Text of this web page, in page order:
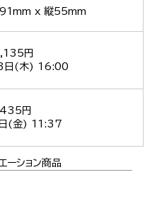
91mm x 縦55mm
円
日(木) 16:00
円
(金) 11:37
ション商品